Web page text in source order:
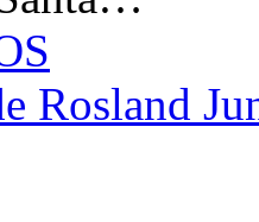
Rosland